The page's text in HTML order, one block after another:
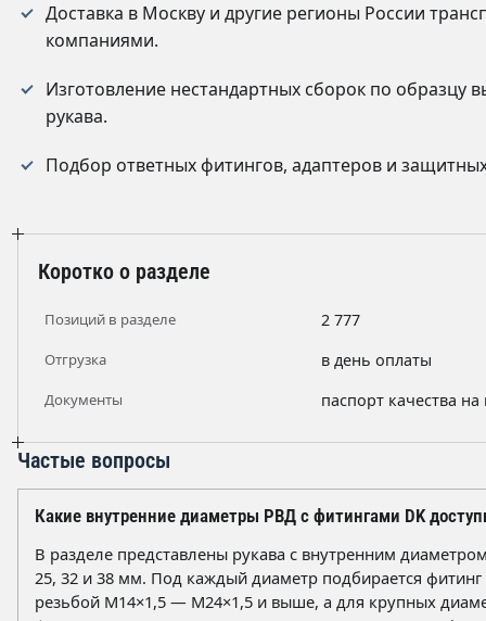
Доставка в Москву и другие регионы России
компаниями.
Изготовление нестандартных сборок по образцу
рукава.
Подбор ответных фитингов, адаптеров и
Коротко о разделе
Позиций в разделе 2 777
Отгрузка в день оплаты
Документы паспорт качества
Частые вопросы
Какие внутренние диаметры РВД с фитингами DK
В разделе представлены рукава с внутренним
25, 32 и 38 мм. Под каждый диаметр подбирается фитинг
резьбой М14×1,5 — М24×1,5 и выше, а для крупных